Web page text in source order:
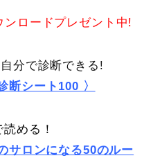
ンロードプレゼント中!
分で診断できる!
断シート100 〉
める！
サロンになる50のルー